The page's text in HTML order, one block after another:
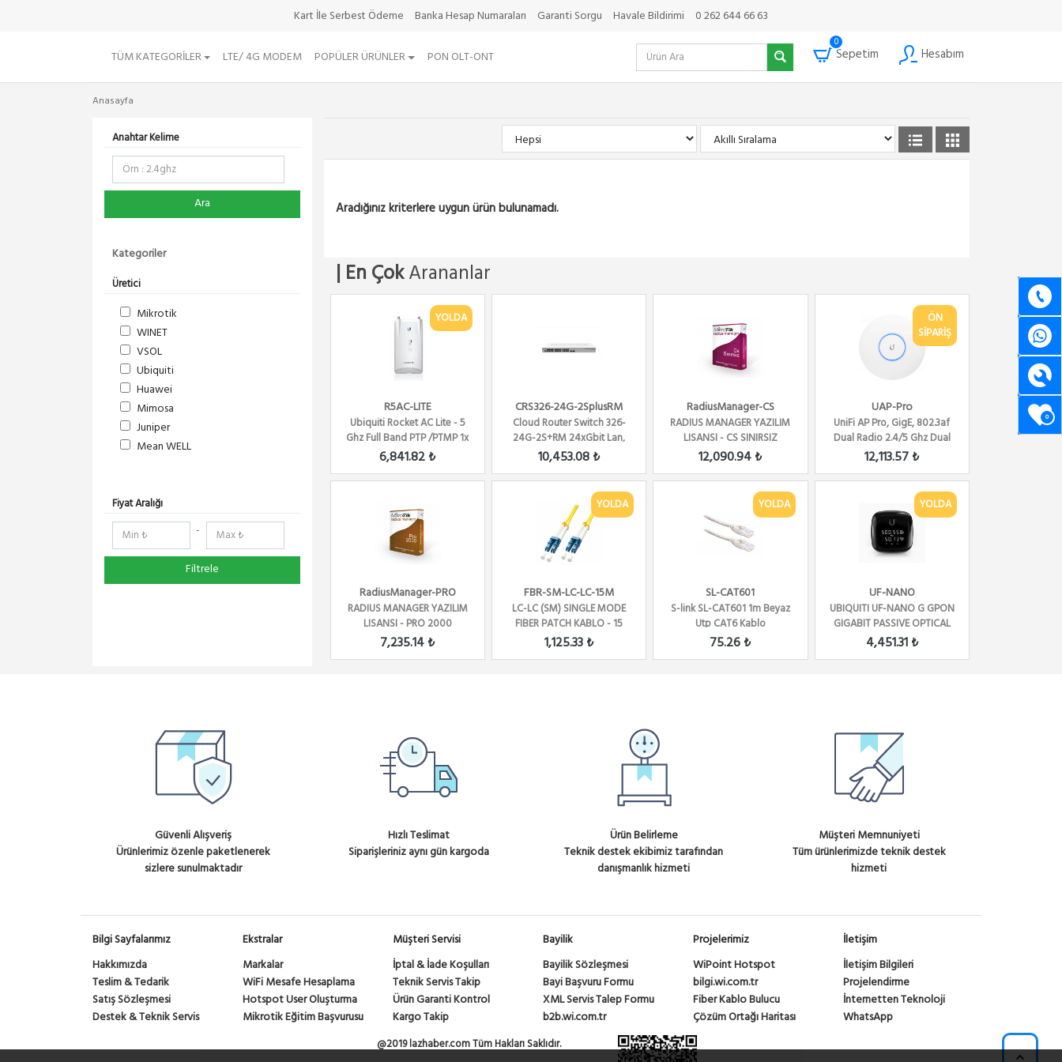
Kart İle Serbest Ödeme Banka Hesap Numaraları Garanti Sorgu Havale Bildirimi 0 262 644 66 63
TÜM KATEGORILER LTE/ 4G MODEM POPÜLER ÜRÜNLER PON OLT-ONT
0
Sepetim Hesabım
0
Anasayfa
Anahtar Kelime
Ara
Kategoriler
Üretici
Mikrotik
WINET
VSOL
Ubiquiti
Huawei
Mimosa
Juniper
Mean WELL
RedLine
RF Elements
NetElastic
Paessler
TENDA
Panasonic
YeaLink
TES-COM
Zeytek
Savior
Engenius
Gmt Control
Cambium
Nexans
OsBridge
INTERLINE
4ipNet
Fiyat Aralığı
-
Filtrele
Aradığınız kriterlere uygun ürün bulunamadı.
| En ÇokArananlar
YOLDA
R5AC-LITE
Ubiquiti Rocket AC Lite - 5
Ghz Full Band PTP /PTMP 1x
Gbit Eth
6,841.82 ₺
CRS326-24G-2SplusRM
Cloud Router Switch 326-
24G-2S+RM 24xGbit Lan,
2xSFP+, LCD ,L5 ...
10,453.08 ₺
RadiusManager-CS
RADIUS MANAGER YAZILIM
LISANSI - CS SINIRSIZ
KULLANICI
12,090.94 ₺
ÖN
SİPARİŞ
UAP-Pro
UniFi AP Pro, GigE, 802.3af
Dual Radio 2.4/5 Ghz Dual
Band
12,113.57 ₺
RadiusManager-PRO
RADIUS MANAGER YAZILIM
LISANSI - PRO 2000
KULLANICI
7,235.14 ₺
YOLDA
FBR-SM-LC-LC-15M
LC-LC (SM) SINGLE MODE
FIBER PATCH KABLO - 15
METRE
1,125.33 ₺
YOLDA
SL-CAT601
S-link SL-CAT601 1m Beyaz
Utp CAT6 Kablo
75.26 ₺
YOLDA
UF-NANO
UBIQUITI UF-NANO G GPON
GIGABIT PASSIVE OPTICAL
NETWORK CPE
4,451.31 ₺
Güvenli Alışveriş
Ürünlerimiz özenle paketlenerek
sizlere sunulmaktadır
Hızlı Teslimat
Siparişleriniz aynı gün kargoda
Ürün Belirleme
Teknik destek ekibimiz tarafından
danışmanlık hizmeti
Müşteri Memnuniyeti
Tüm ürünlerimizde teknik destek
hizmeti
Bilgi Sayfalarımız
Hakkımızda
Teslim & Tedarik
Satış Sözleşmesi
Destek & Teknik Servis
Ekstralar
Markalar
WiFi Mesafe Hesaplama
Hotspot User Oluşturma
Mikrotik Eğitim Başvurusu
Müşteri Servisi
İptal & İade Koşulları
Teknik Servis Takip
Ürün Garanti Kontrol
Kargo Takip
Bayilik
Bayilik Sözleşmesi
Bayi Başvuru Formu
XML Servis Talep Formu
b2b.wi.com.tr
Projelerimiz
WiPoint Hotspot
bilgi.wi.com.tr
Fiber Kablo Bulucu
Çözüm Ortağı Haritası
İletişim
İletişim Bilgileri
Projelendirme
İnternetten Teknoloji
WhatsApp
@2019 lazhaber.com Tüm Hakları Saklıdır.